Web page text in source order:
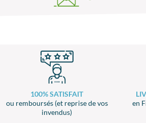
100% SATISFAIT
ou remboursés (et reprise de vos
invendus)
en